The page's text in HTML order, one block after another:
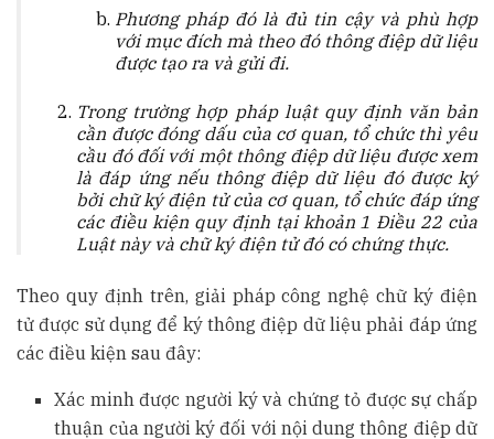
Phương pháp đó là đủ tin cậy và phù hợp
với mục đích mà theo đó thông điệp dữ liệu
được tạo ra và gửi đi.
Trong trường hợp pháp luật quy định văn bản
cần được đóng dấu của cơ quan, tổ chức thì yêu
cầu đó đối với một thông điệp dữ liệu được xem
là đáp ứng nếu thông điệp dữ liệu đó được ký
bởi chữ ký điện tử của cơ quan, tổ chức đáp ứng
các điều kiện quy định tại khoản 1 Điều 22 của
Luật này và chữ ký điện tử đó có chứng thực.
Theo quy định trên, giải pháp công nghệ chữ ký điện
tử được sử dụng để ký thông điệp dữ liệu phải đáp ứng
các điều kiện sau đây:
Xác minh được người ký và chứng tỏ được sự chấp
thuận của người ký đối với nội dung thông điệp dữ